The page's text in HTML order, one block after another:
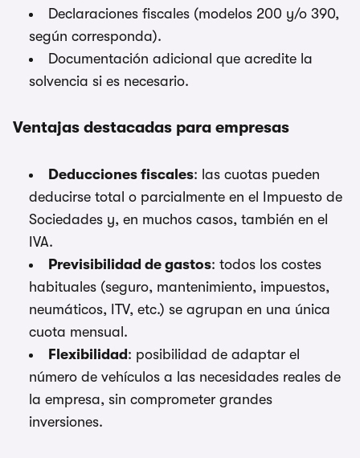
Declaraciones fiscales (modelos 200 y/o 390,
según corresponda).
Documentación adicional que acredite la
solvencia si es necesario.
Ventajas destacadas para empresas
Deducciones fiscales: las cuotas pueden
deducirse total o parcialmente en el Impuesto de
Sociedades y, en muchos casos, también en el
IVA.
Previsibilidad de gastos: todos los costes
habituales (seguro, mantenimiento, impuestos,
neumáticos, ITV, etc.) se agrupan en una única
cuota mensual.
Flexibilidad : posibilidad de adaptar el
número de vehículos a las necesidades reales de
la empresa, sin comprometer grandes
inversiones.